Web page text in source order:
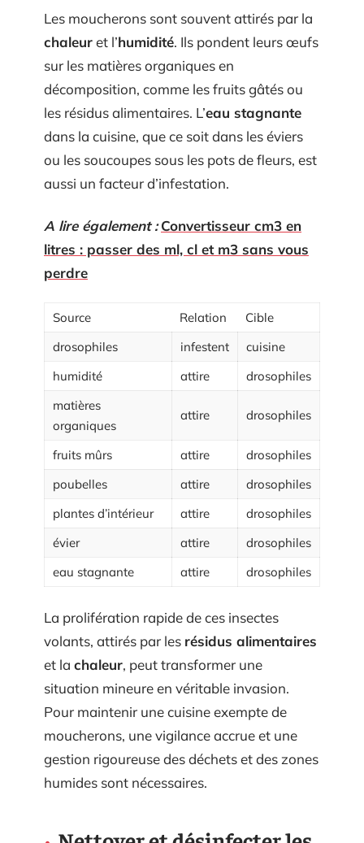
Les moucherons sont souvent attirés par la
chaleuret l’humidité. Ils pondent leurs œufs
sur les matières organiques en
décomposition, comme les fruits gâtés ou
les résidus alimentaires. L’eau stagnante
dans la cuisine, que ce soit dans les éviers
ou les soucoupes sous les pots de fleurs, est
aussi un facteur d’infestation.
A lire également : Convertisseur cm3 en
litres : passer des ml, cl et m3 sans vous
perdre
Source Relation
Cible
drosophiles
infestent
cuisine
humidité
attire
drosophiles
matières
organiques
attire drosophiles
fruits mûrs attire
drosophiles
poubelles
attire
drosophiles
plantes d’intérieur
attire
drosophiles
évier
attire
drosophiles
eau stagnante
attire drosophiles
La prolifération rapide de ces insectes
volants, attirés par les résidus alimentaires
et la chaleur, peut transformer une
situation mineure en véritable invasion.
Pour maintenir une cuisine exempte de
moucherons, une vigilance accrue et une
gestion rigoureuse des déchets et des zones
humides sont nécessaires.